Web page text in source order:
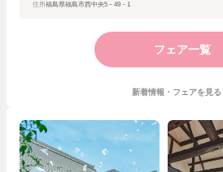
住所福島県福島市西中央5－49－1
フェア一覧
新着情報・フェアを見る